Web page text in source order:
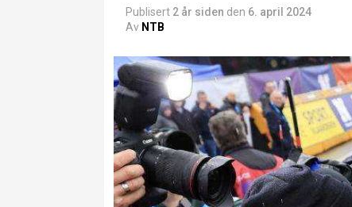
Publisert 2 år siden den 6. april 2024
Av NTB